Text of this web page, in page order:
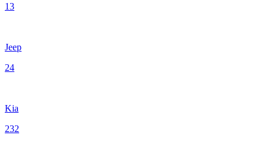
13
Jeep
24
Kia
232